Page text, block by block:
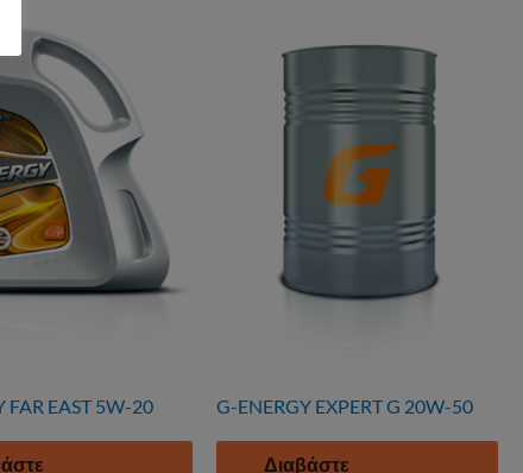
FAR EAST 5W-20 G-ENERGY EXPERT G 20W-50
Διαβάστε